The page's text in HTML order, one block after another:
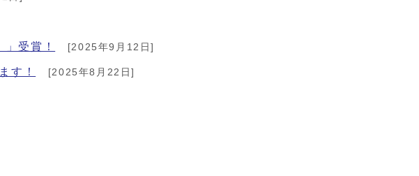
受賞！ [2025年9月12日]
す！ [2025年8月22日]